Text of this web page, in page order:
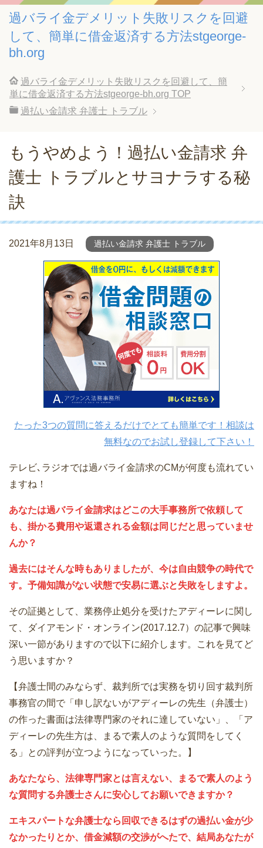
過バライ金デメリット失敗リスクを回避
して、簡単に借金返済する方法stgeorge-
bh.org
過バライ金デメリット失敗リスクを回避して、簡
単に借金返済する方法stgeorge-bh.org TOP
過払い金請求 弁護士 トラブル
もうやめよう！過払い金請求 弁
護士 トラブルとサヨナラする秘
訣
2021年8月13日 過払い金請求 弁護士 トラブル
たった3つの質問に答えるだけでとても簡単です！相談は
無料なのでお試し登録して下さい！
テレビ､ラジオでは過バライ金請求のCMが何度も流れてい
ますね！
あなたは過バライ金請求はどこの大手事務所で依頼して
も、掛かる費用や返還される金額は同じだと思っていませ
んか？
過去にはそんな時もありましたが、今は自由競争の時代で
す。予備知識がない状態で安易に選ぶと失敗をしますよ。
その証拠として、業務停止処分を受けたアディーレに関し
て、ダイアモンド・オンライン(2017.12.7）の記事で興味
深い一節がありますので以下に紹介します。これを見てど
う思いますか？
【弁護士間のみならず、裁判所では実務を切り回す裁判所
事務官の間で「申し訳ないがアディーレの先生（弁護士）
の作った書面は法律専門家のそれに達していない」、「ア
ディーレの先生方は、まるで素人のような質問をしてく
る」との評判が立つようになっていった。】
あなたなら、法律専門家とは言えない、まるで素人のよう
な質問する弁護士さんに安心してお願いできますか？
エキスパートな弁護士なら回収できるはずの過払い金が少
なかったりとか、借金減額の交渉がへたで、結局あなたが